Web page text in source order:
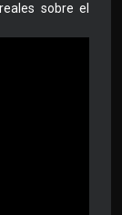
sobre el